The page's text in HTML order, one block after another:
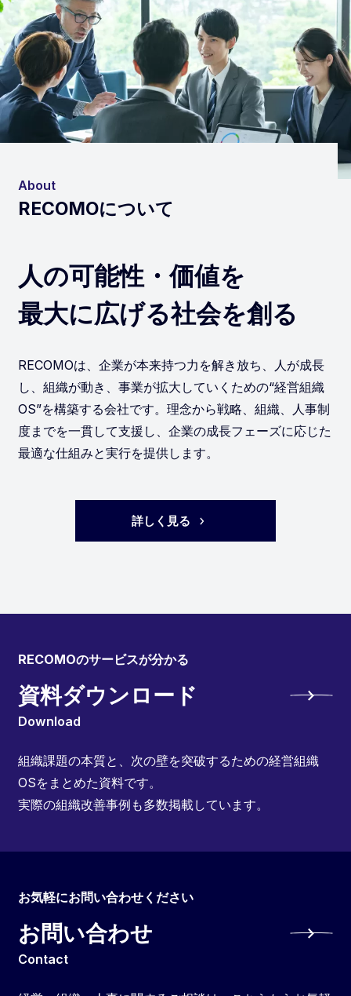
About
RECOMOについて
人の可能性・価値を
最大に広げる社会を創る
RECOMOは、企業が本来持つ力を解き放ち、人が成長
し、組織が動き、事業が拡大していくための“経営組織
OS”を構築する会社です。理念から戦略、組織、人事制
度までを一貫して支援し、企業の成長フェーズに応じた
最適な仕組みと実行を提供します。
詳しく見る
RECOMOのサービスが分かる
資料ダウンロード
Download
組織課題の本質と、次の壁を突破するための経営組織
OSをまとめた資料です。
実際の組織改善事例も多数掲載しています。
お気軽にお問い合わせください
お問い合わせ
Contact